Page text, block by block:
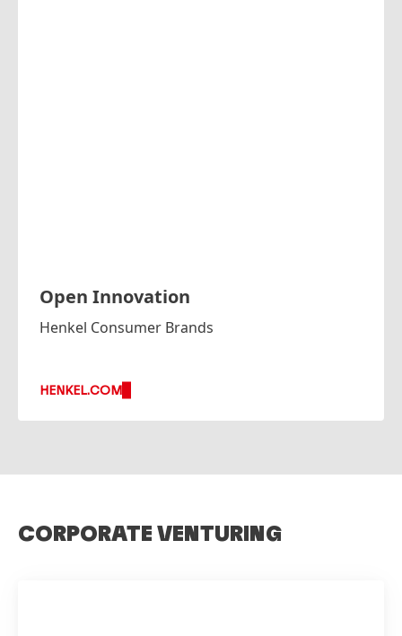
Open Innovation
Henkel Consumer Brands
HENKEL.COM
CORPORATE VENTURING